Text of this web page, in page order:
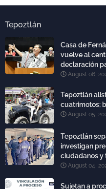
Tepoztlán
Casa de
vuelve al
declaración
August 06,
Tepoztlán
cuatrimotos;
August 05,
Tepoztlán
investigan
ciudadanos y
August 04,
Sujetan a